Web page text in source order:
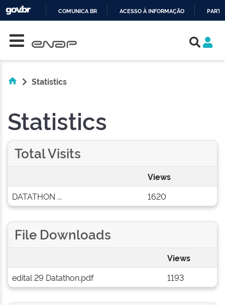
COMUNICA BR ACESSO À INFORMAÇÃO
Statistics
Statistics
Total Visits
Views
DATATHON ...
1620
File Downloads
Views
edital 29 Datathon.pdf
1193